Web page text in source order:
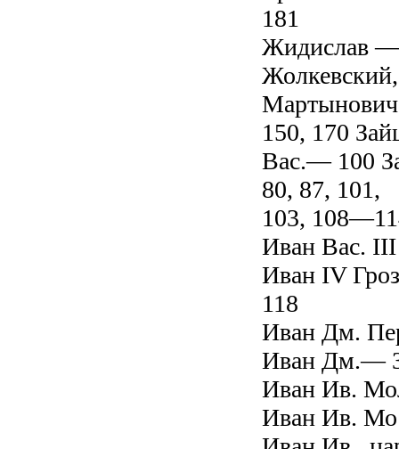
181
Жидислав
150, 170
Вас.— 100
80, 87, 101,
103,
Иван Вас.
Иван IV
118
Иван Дм.
Иван Дм.—
Иван Ив.
Иван Ив.